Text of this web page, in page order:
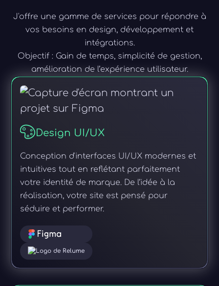
J'offre une gamme de services pour répondre à
vos besoins en design, développement et
intégrations.
Objectif : Gain de temps, simplicité de gestion,
amélioration de l’expérience utilisateur.
Design UI/UX
Conception d'interfaces UI/UX modernes et
intuitives tout en reflétant parfaitement
votre identité de marque. De l’idée à la
réalisation, votre site est pensé pour
séduire et performer.